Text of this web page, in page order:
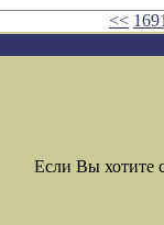
<<
Если Вы хотите